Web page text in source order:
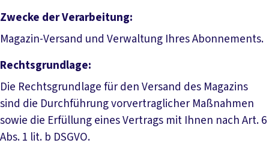
Zwecke derVerarbeitung:
Magazin-Versand und Verwaltung Ihres Abonnements.
Rechtsgrundlage:
Die Rechtsgrundlage für den Versand des Magazins
sind die Durchführung vorvertraglicher Maßnahmen
sowie die Erfüllung eines Vertrags mit Ihnen nach Art. 6
Abs. 1 lit. b DSGVO.